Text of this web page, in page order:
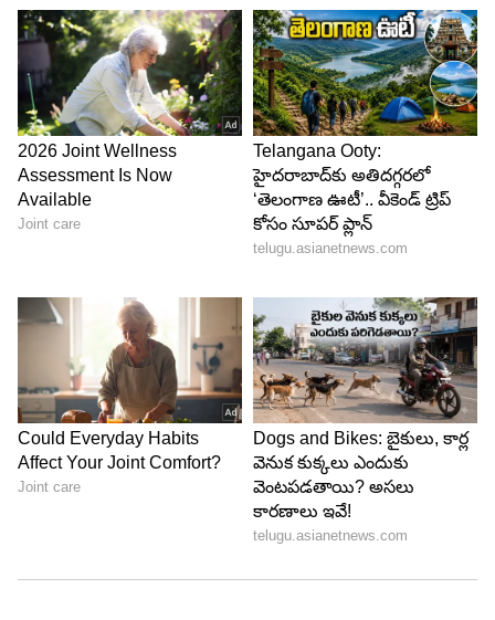
కోరింది. అదే సమయంలో విమానయాన సంస్థను
కాపాడేందుకు కృషి చేస్తామని పౌర విమానయాన శాఖ
మంత్రి జ్యోతిరాదిత్య సింధియా తెలిపారు. ఈ విషయంలో
ప్రభుత్వం విమానయాన సంస్థకు అన్ని విధాలుగా
సహకరిస్తోందని మంత్రి సింధియా తెలిపారు.